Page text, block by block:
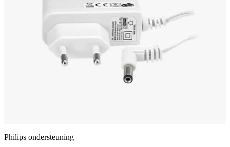
Philips ondersteuning